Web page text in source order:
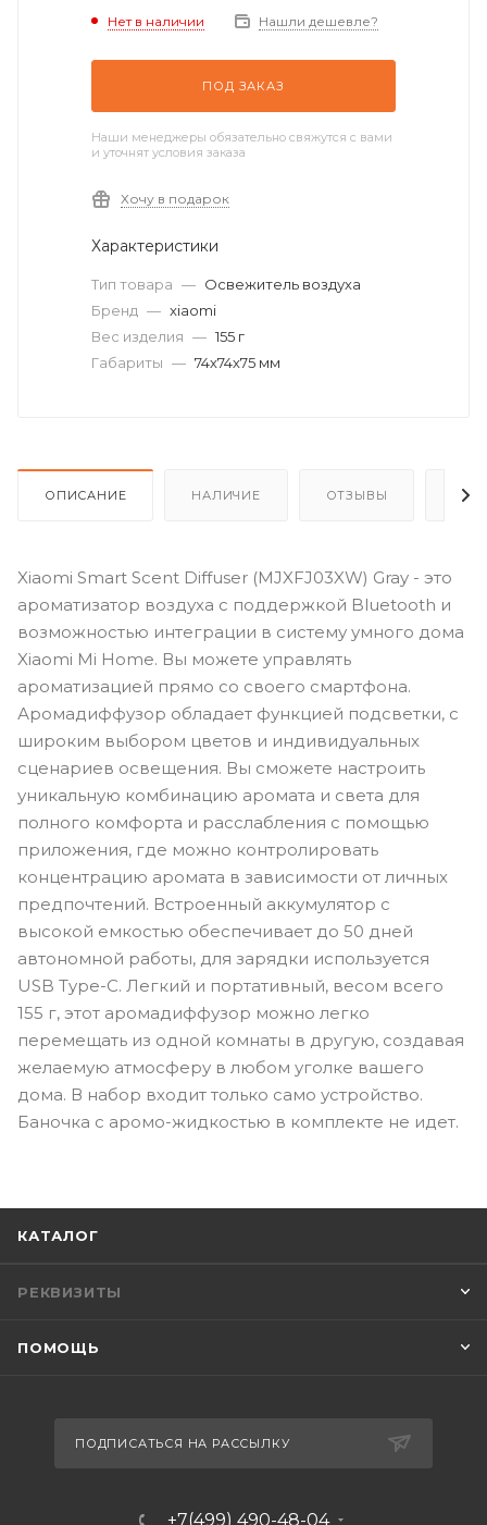
Нет в наличии Нашли дешевле?
ПОД ЗАКАЗ
Наши менеджеры обязательно свяжутся с вами
и уточнят условия заказа
Хочу в подарок
Характеристики
Тип товара — Освежитель воздуха
Бренд — xiaomi
Вес изделия — 155 г
Габариты — 74х74х75 мм
ОПИСАНИЕ НАЛИЧИЕ ОТЗЫВЫ
Xiaomi Smart Scent Diffuser (MJXFJ03XW) Gray - это
ароматизатор воздуха с поддержкой Bluetooth и
возможностью интеграции в систему умного дома
Xiaomi Mi Home. Вы можете управлять
ароматизацией прямо со своего смартфона.
Аромадиффузор обладает функцией подсветки, с
широким выбором цветов и индивидуальных
сценариев освещения. Вы сможете настроить
уникальную комбинацию аромата и света для
полного комфорта и расслабления с помощью
приложения, где можно контролировать
концентрацию аромата в зависимости от личных
предпочтений. Встроенный аккумулятор с
высокой емкостью обеспечивает до 50 дней
автономной работы, для зарядки используется
USB Type-C. Легкий и портативный, весом всего
155 г, этот аромадиффузор можно легко
перемещать из одной комнаты в другую, создавая
желаемую атмосферу в любом уголке вашего
дома. В набор входит только само устройство.
Баночка с аромо-жидкостью в комплекте не идет.
КАТАЛОГ
РЕКВИЗИТЫ
ПОМОЩЬ
ПОДПИСАТЬСЯ НА РАССЫЛКУ
+7(499) 490-48-04